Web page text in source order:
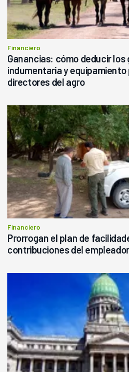
Financiero
Ganancias: cómo deducir los
indumentaria y
directores del agro
Financiero
Prorrogan el plan de
contribuciones del